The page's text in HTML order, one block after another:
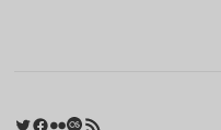
Twitter
Facebook
FlickrLast.fm